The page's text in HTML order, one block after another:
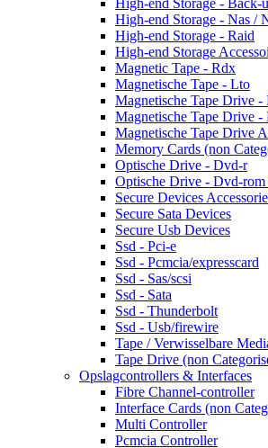
High-end Storage - Nas /
High-end Storage - Raid
High-end Storage
Magnetic Tape - Rdx
Magnetische Tape - Lto
Magnetische Tape Drive -
Magnetische Tape Drive -
Magnetische Tape Drive
Memory Cards (non
Optische Drive - Dvd-r
Optische Drive - Dvd-rom
Secure Devices
Secure Sata Devices
Secure Usb Devices
Ssd - Pci-e
Ssd - Pcmcia/expresscard
Ssd - Sas/scsi
Ssd - Sata
Ssd - Thunderbolt
Ssd - Usb/firewire
Tape / Verwisselbare
Tape Drive (non
Opslagcontrollers & Interfaces
Fibre Channel-controller
Interface Cards (non
Multi Controller
Pcmcia Controller